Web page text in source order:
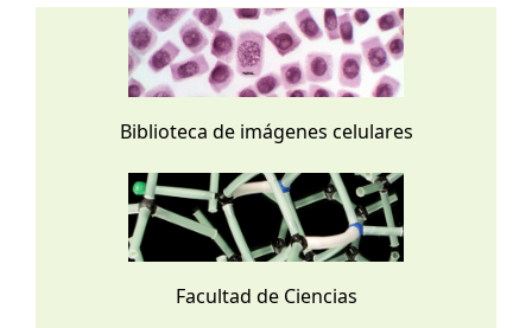
Biblioteca de imágenes celulares
Facultad de Ciencias